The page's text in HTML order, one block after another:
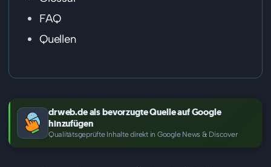
FAQ
Quellen
drweb.de als bevorzugte Quelle auf Google
hinzufügen
Qualitätsgeprüfte Inhalte direkt in Google News & Discover